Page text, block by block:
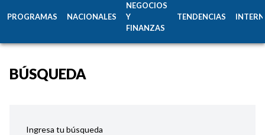
PROGRAMAS NACIONALES
NEGOCIOS
Y
FINANZAS
TENDENCIAS
BÚSQUEDA
Ingresa tu búsqueda